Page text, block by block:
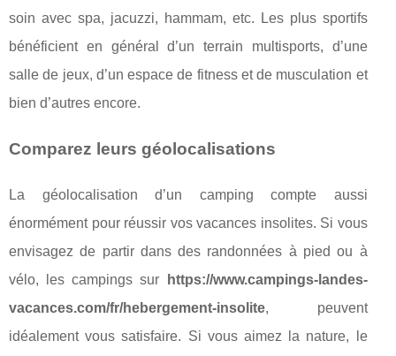
soin avec spa, jacuzzi, hammam, etc. Les plus sportifs
bénéficient en général d’un terrain multisports, d’une
salle de jeux, d’un espace de fitness et de musculation et
bien d’autres encore.
Comparez leurs géolocalisations
La géolocalisation d’un camping compte aussi
énormément pour réussir vos vacances insolites. Si vous
envisagez de partir dans des randonnées à pied ou à
vélo, les campings sur
https://www.campings-landes-
vacances.com/fr/hebergement-insolite, peuvent
idéalement vous satisfaire. Si vous aimez la nature, le